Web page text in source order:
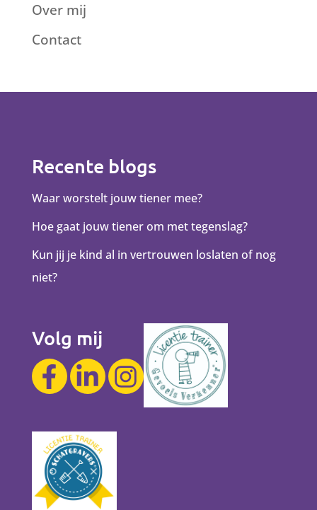
Over mij
Contact
Recente blogs
Waar worstelt jouw tiener mee?
Hoe gaat jouw tiener om met tegenslag?
Kun jij je kind al in vertrouwen loslaten of nog
niet?
Volg mij